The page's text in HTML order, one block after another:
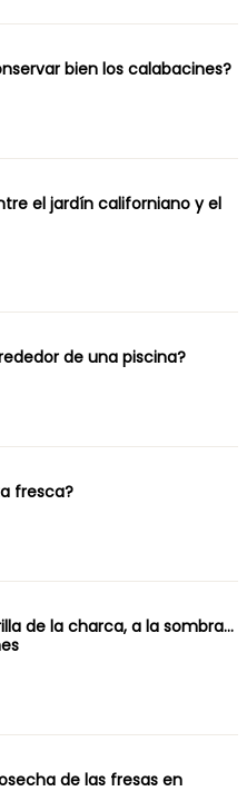
bien los calabacines?
el jardín californiano y el
de una piscina?
fresca?
de la charca, a la sombra…
de las fresas en